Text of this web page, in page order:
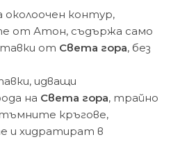
контур,
от Атон, съдържа само
от Света гора, без
идващи
на Света гора, трайно
кръгове,
и хидратират в